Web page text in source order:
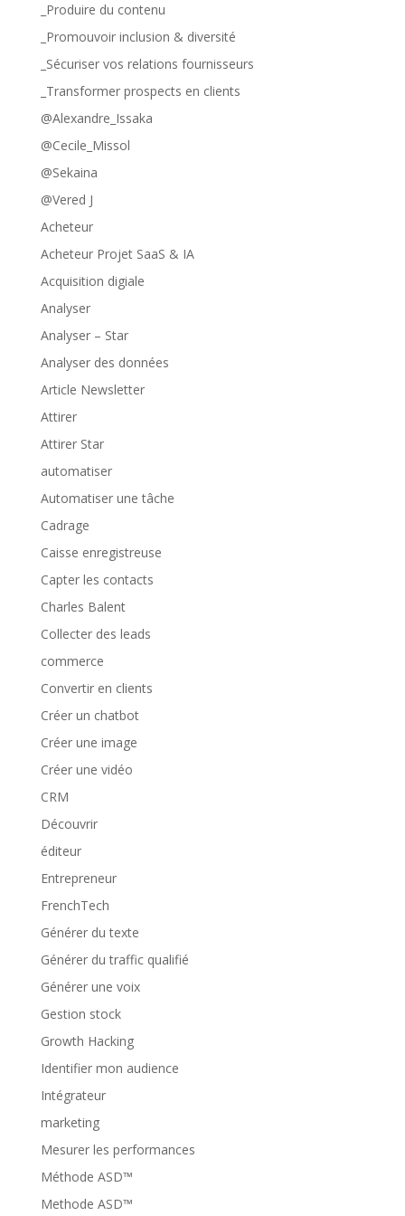
_Produire du contenu
_Promouvoir inclusion & diversité
_Sécuriser vos relations fournisseurs
_Transformer prospects en clients
@Alexandre_Issaka
@Cecile_Missol
@Sekaina
@Vered J
Acheteur
Acheteur Projet SaaS & IA
Acquisition digiale
Analyser
Analyser – Star
Analyser des données
Article Newsletter
Attirer
Attirer Star
automatiser
Automatiser une tâche
Cadrage
Caisse enregistreuse
Capter les contacts
Charles Balent
Collecter des leads
commerce
Convertir en clients
Créer un chatbot
Créer une image
Créer une vidéo
CRM
Découvrir
éditeur
Entrepreneur
FrenchTech
Générer du texte
Générer du traffic qualifié
Générer une voix
Gestion stock
Growth Hacking
Identifier mon audience
Intégrateur
marketing
Mesurer les performances
Méthode ASD™
Methode ASD™